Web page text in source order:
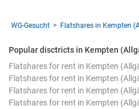
WG-Gesucht Flatshares in Kempten
Popular disctricts in Kempten
Flatshares for rent in Kempten
Flatshares for rent in Kempten
Flatshares for rent in Kempten
Flatshares for rent in Kempten